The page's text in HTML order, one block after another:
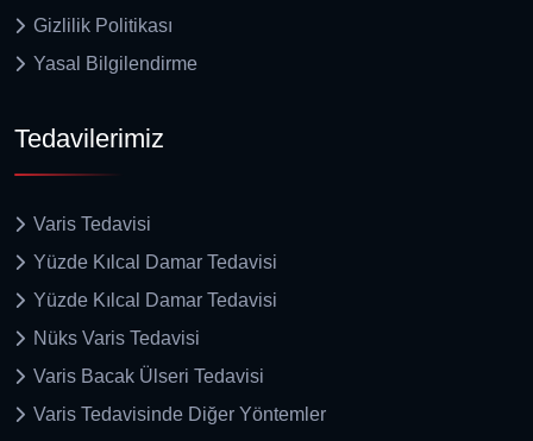
Gizlilik Politikası
Yasal Bilgilendirme
Tedavilerimiz
Varis Tedavisi
Yüzde Kılcal Damar Tedavisi
Yüzde Kılcal Damar Tedavisi
Nüks Varis Tedavisi
Varis Bacak Ülseri Tedavisi
Varis Tedavisinde Diğer Yöntemler